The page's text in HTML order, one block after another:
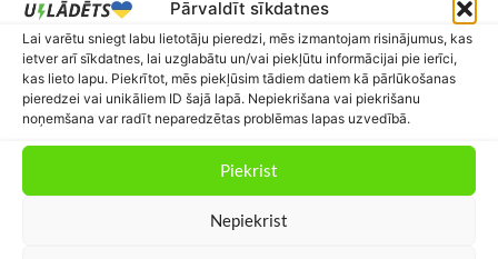
Pārvaldīt sīkdatnes
Lai varētu sniegt labu lietotāju pieredzi, mēs izmantojam risinājumus, kas
ietver arī sīkdatnes, lai uzglabātu un/vai piekļūtu informācijai pie ierīci,
kas lieto lapu. Piekrītot, mēs piekļūsim tādiem datiem kā pārlūkošanas
pieredzei vai unikāliem ID šajā lapā. Nepiekrišana vai piekrišanu
noņemšana var radīt neparedzētas problēmas lapas uzvedībā.
Piekrist
Nepiekrist